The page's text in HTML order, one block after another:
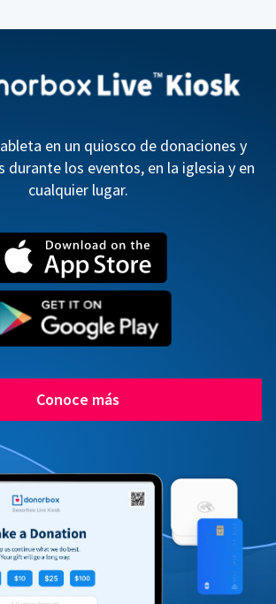
en un quiosco de donaciones y
durante los eventos, en la iglesia y en
cualquier lugar.
Conoce más